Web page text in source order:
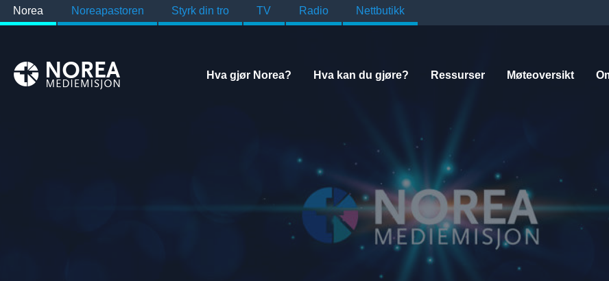
Norea Noreapastoren Styrk din tro TV Radio Nettbutikk
Hva gjør Norea? Hva kan du gjøre? Ressurser Møteoversikt